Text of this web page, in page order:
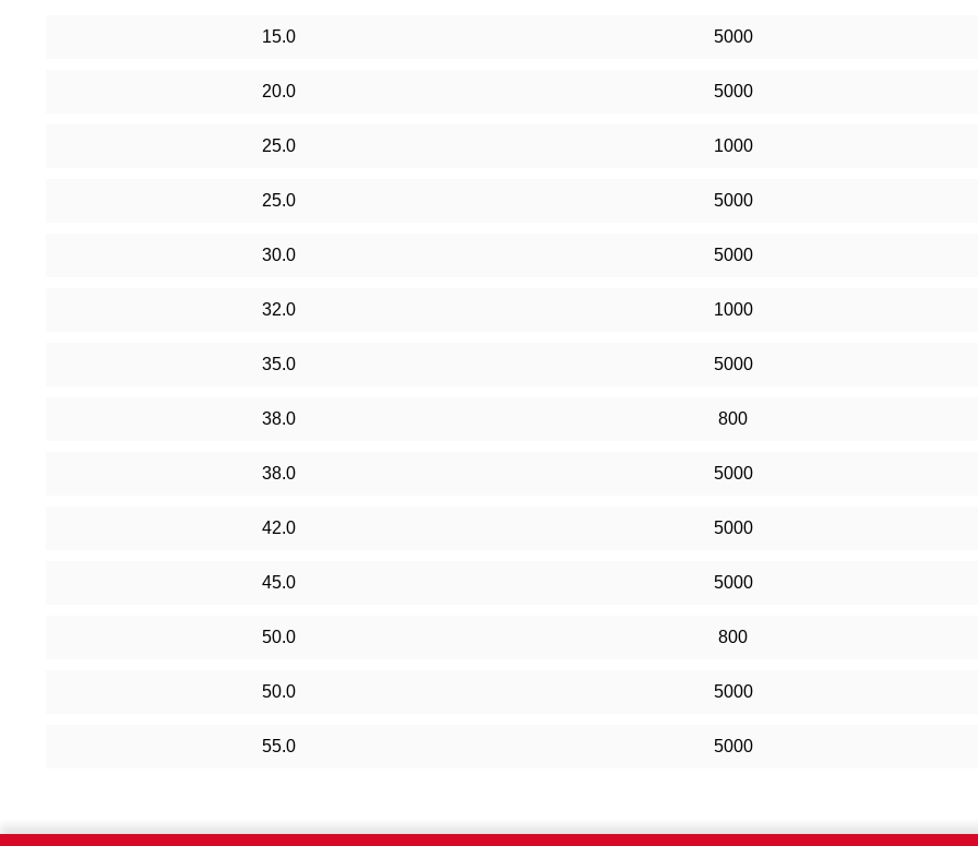
15.0 5000
20.0 5000
25.0 1000
25.0 5000
30.0 5000
32.0 1000
35.0 5000
38.0 800
38.0 5000
42.0 5000
45.0 5000
50.0 800
50.0 5000
55.0 5000